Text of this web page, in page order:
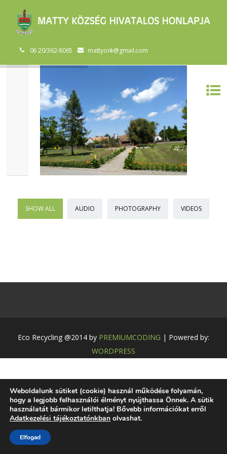
06 20/362-8065 mattyonk@gmail.com
SHOW ALL AUDIO PHOTOGRAPHY VIDEOS
Eco Recycling @2014 by PREMIUMCODING | Powered by:
WORDPRESS
Weboldalunk sütiket (cookie) használ működése folyamán,
hogy a legjobb felhasználói élményt nyújthassa Önnek. A sütik
használatát bármikor letilthatja! Bővebb információkat erről
Adatkezelési tájékoztatónkban olvashat.
Elfogad